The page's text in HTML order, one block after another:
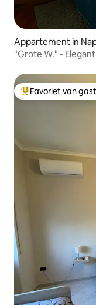
Appartement in
"Grote W." -
Topfavoriet van
Favoriet van